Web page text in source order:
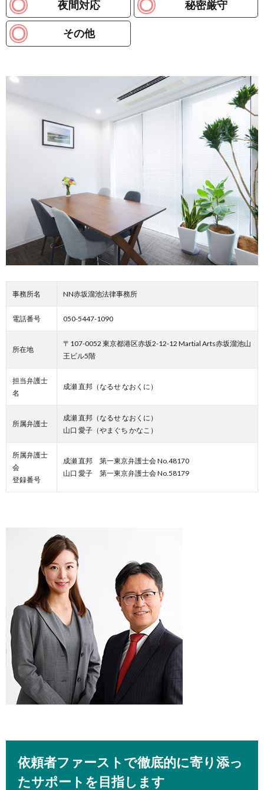
夜間対応 秘密厳守
その他
事務所名 NN赤坂溜池法律事務所
電話番号 050-5447-1090
所在地
〒107-0052 東京都港区赤坂2-12-12 Martial Arts赤坂溜池山
王ビル5階
担当弁護士
名
成瀬 直邦（なるせ なおくに）
所属弁護士
成瀬 直邦（なるせ なおくに）
山口 愛子（やまぐち かなこ）
所属弁護士
会
登録番号
成瀬 直邦 第一東京弁護士会 No.48170
山口 愛子 第一東京弁護士会 No.58179
依頼者ファーストで徹底的に寄り添っ
たサポートを目指します